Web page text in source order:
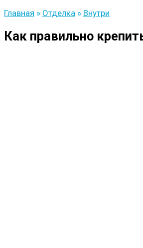
Главная » Отделка » Внутри
Как правильно